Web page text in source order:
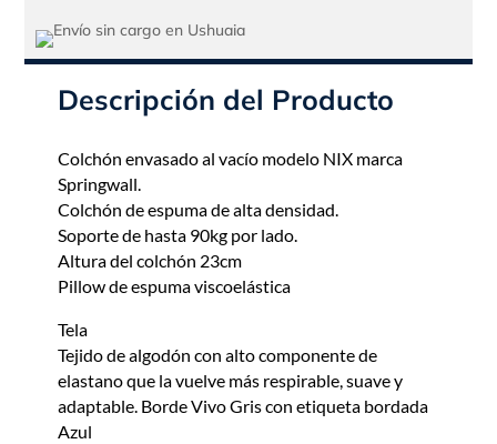
Descripción del Producto
Colchón envasado al vacío modelo NIX marca
Springwall.
Colchón de espuma de alta densidad.
Soporte de hasta 90kg por lado.
Altura del colchón 23cm
Pillow de espuma viscoelástica
Tela
Tejido de algodón con alto componente de
elastano que la vuelve más respirable, suave y
adaptable. Borde Vivo Gris con etiqueta bordada
Azul